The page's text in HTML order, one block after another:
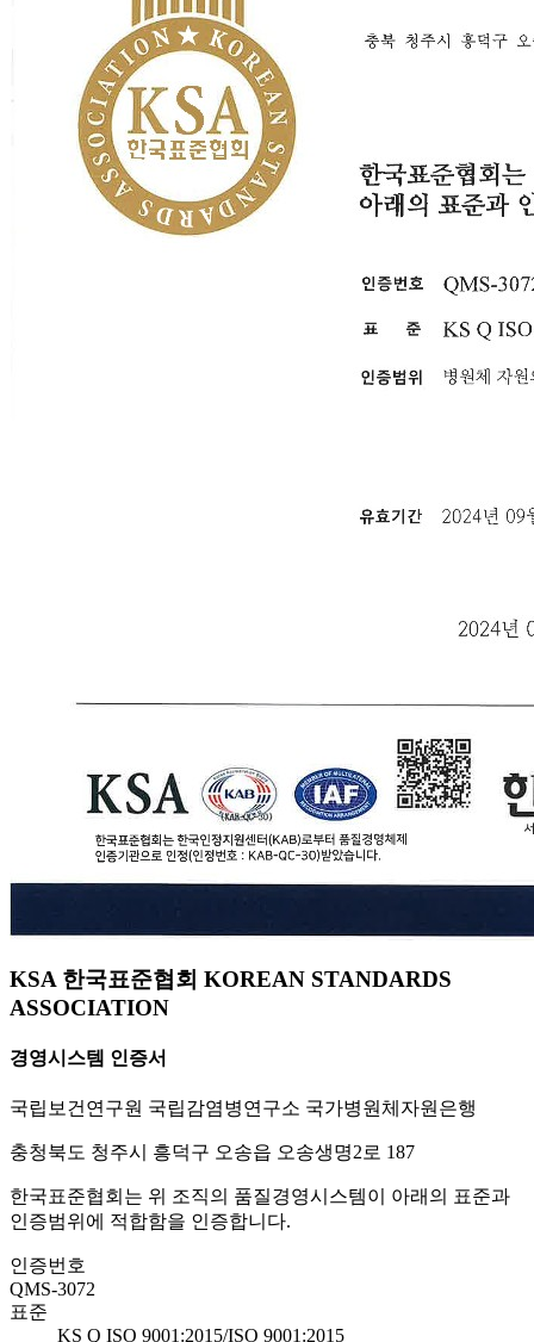
KSA 한국표준협회 KOREAN STANDARDS
ASSOCIATION
경영시스템 인증서
국립보건연구원 국립감염병연구소 국가병원체자원은행
충청북도 청주시 흥덕구 오송읍 오송생명2로 187
한국표준협회는 위 조직의 품질경영시스템이 아래의 표준과
인증범위에 적합함을 인증합니다.
인증번호
QMS-3072
표준
KS Q ISO 9001:2015/ISO 9001:2015